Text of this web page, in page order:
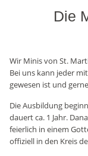
Die
Wir Minis von St.
Bei uns kann jeder
gewesen ist und
Die Ausbildung
dauert ca. 1 Jahr.
feierlich in einem
offiziell in den Kreis